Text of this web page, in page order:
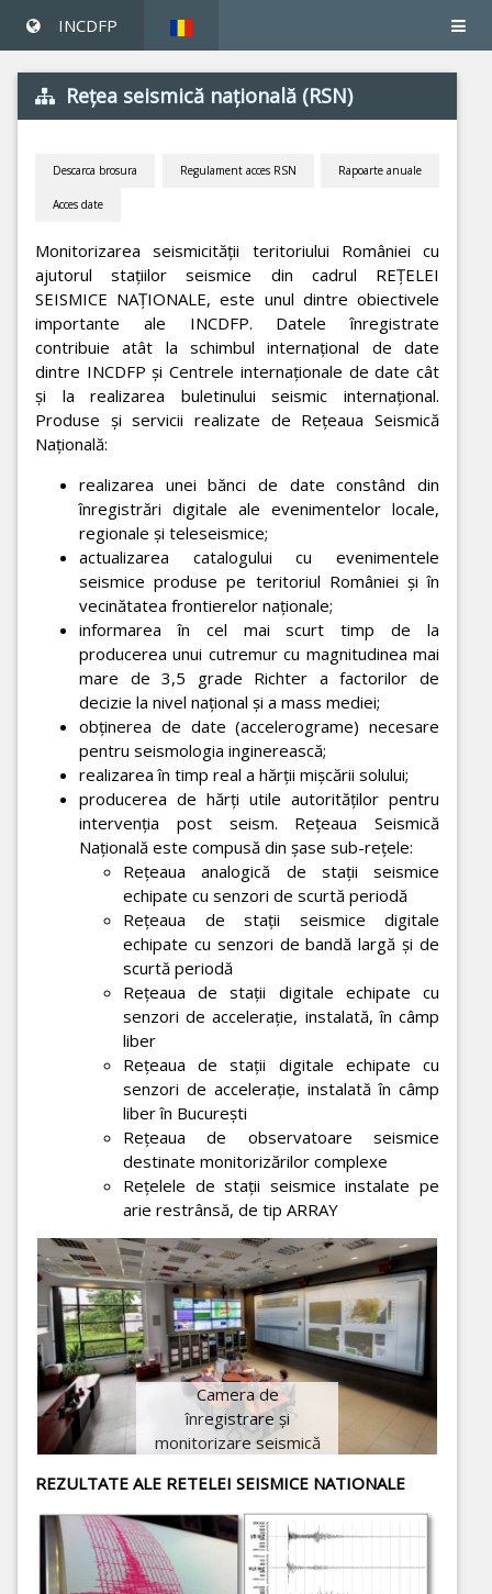
INCDFP
Reţea seismică naţională (RSN)
Descarca brosura Regulament acces RSN Rapoarte anuale
Acces date
Monitorizarea seismicităţii teritoriului României cu
ajutorul staţiilor seismice din cadrul REŢELEI
SEISMICE NAŢIONALE, este unul dintre obiectivele
importante ale INCDFP. Datele înregistrate
contribuie atât la schimbul internaţional de date
dintre INCDFP şi Centrele internaţionale de date cât
şi la realizarea buletinului seismic internaţional.
Produse şi servicii realizate de Reţeaua Seismică
Naţională:
realizarea unei bănci de date constând din
înregistrări digitale ale evenimentelor locale,
regionale şi teleseismice;
actualizarea catalogului cu evenimentele
seismice produse pe teritoriul României şi în
vecinătatea frontierelor naţionale;
informarea în cel mai scurt timp de la
producerea unui cutremur cu magnitudinea mai
mare de 3,5 grade Richter a factorilor de
decizie la nivel naţional şi a mass mediei;
obţinerea de date (accelerograme) necesare
pentru seismologia inginerească;
realizarea în timp real a hărţii mişcării solului;
producerea de hărţi utile autorităţilor pentru
intervenţia post seism. Reţeaua Seismică
Naţională este compusă din şase sub-reţele:
Reţeaua analogică de staţii seismice
echipate cu senzori de scurtă periodă
Reţeaua de staţii seismice digitale
echipate cu senzori de bandă largă şi de
scurtă periodă
Reţeaua de staţii digitale echipate cu
senzori de acceleraţie, instalată, în câmp
liber
Reţeaua de staţii digitale echipate cu
senzori de acceleraţie, instalată în câmp
liber în Bucureşti
Reţeaua de observatoare seismice
destinate monitorizărilor complexe
Reţelele de staţii seismice instalate pe
arie restrânsă, de tip ARRAY
Camera de
înregistrare şi
monitorizare seismică
REZULTATE ALE RETELEI SEISMICE NATIONALE